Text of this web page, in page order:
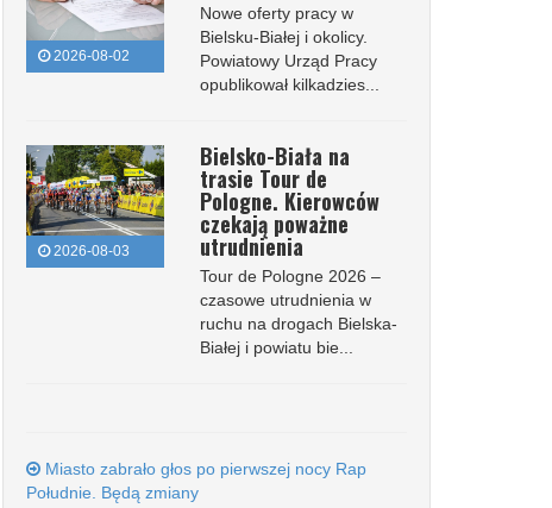
2026-08-02
Nowe oferty pracy w
Bielsku-Białej i okolicy.
Powiatowy Urząd Pracy
opublikował kilkadzies...
2026-08-03
Bielsko-Biała na
trasie Tour de
Pologne. Kierowców
czekają poważne
utrudnienia
Tour de Pologne 2026 –
czasowe utrudnienia w
ruchu na drogach Bielska-
Białej i powiatu bie...
Miasto zabrało głos po pierwszej nocy Rap
Południe. Będą zmiany